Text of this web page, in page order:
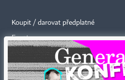
Koupit / darovat předplatné
Eventy
Newslettery
RSS kanály